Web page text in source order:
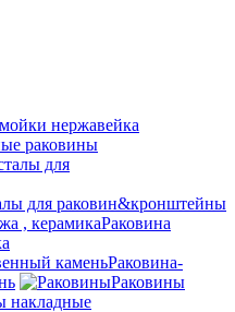
нержавейка
раковины
для раковин&кронштейны
Раковина
Раковина-
Раковины
накладные